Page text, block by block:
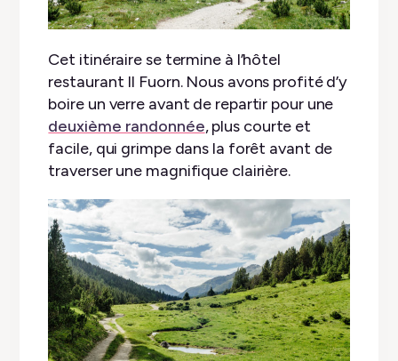
Cet itinéraire se termine à l’hôtel
restaurant Il Fuorn. Nous avons profité d’y
boire un verre avant de repartir pour une
deuxième randonnée, plus courte et
facile, qui grimpe dans la forêt avant de
traverser une magnifique clairière.